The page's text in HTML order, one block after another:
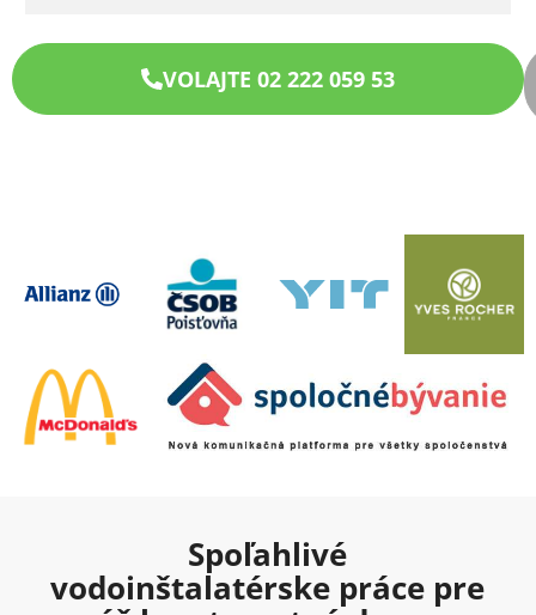
VOLAJTE 02 222 059 53
Spoľahlivé
vodoinštalatérske práce pre